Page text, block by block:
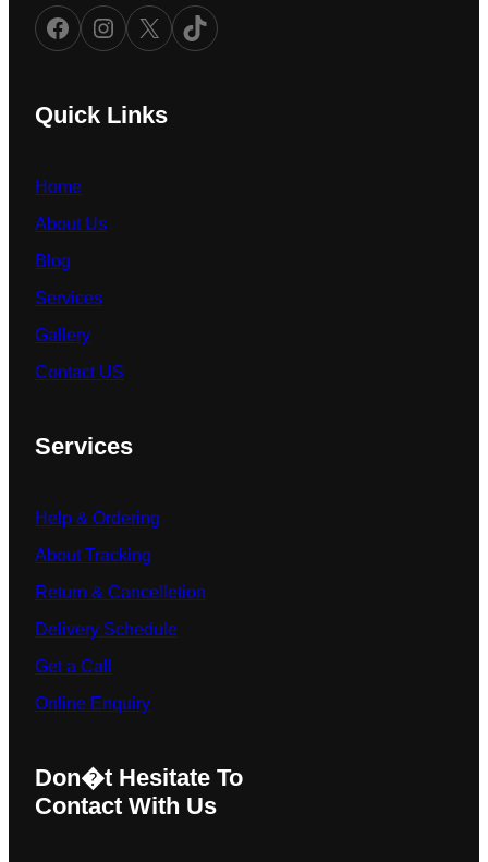
Facebook Instagram X TikTok
Quick Links
Home
About Us
Blog
Services
Gallery
Contact US
Services
Help & Ordering
About Tracking
Return & Cancelletion
Delivery Schedule
Get a Call
Online Enquiry
Don�t Hesitate To
Contact With Us